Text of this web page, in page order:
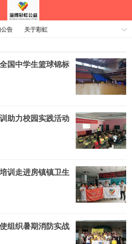
告 关于彩虹
国中学生篮球锦标
助力校园实践活动
训走进房镇镇卫生
组织暑期消防实战